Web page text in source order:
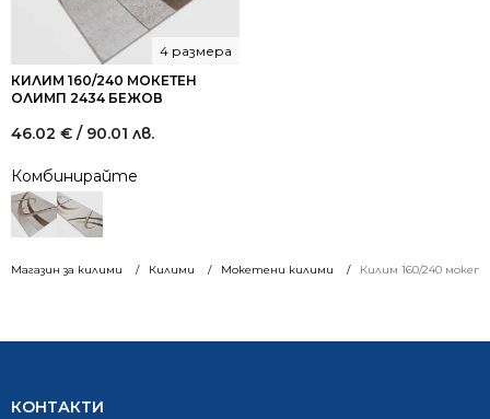
Магазин за килими Килими Мокетени килими Килим 160/240
КИЛИМ 160/240 МОКЕТЕН
ОЛИМП 2434 БЕЖОВ
4 размера
46.02 € / 90.01 лв.
Комбинирайте
КОНТАКТИ